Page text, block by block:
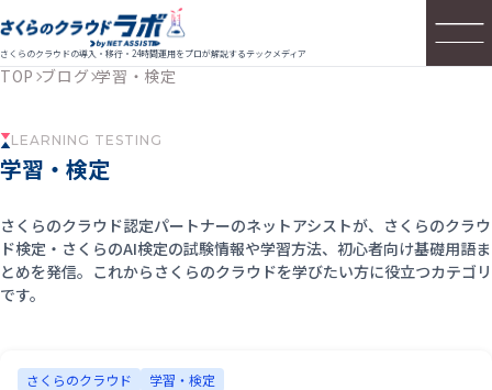
さくらのクラウドの導入・移行・24時間運用をプロが解説するテックメディア
TOP ブログ 学習・検定
LEARNING TESTING
学習・検定
さくらのクラウド認定パートナーのネットアシストが、さくらのクラウ
ド検定・さくらのAI検定の試験情報や学習方法、初心者向け基礎用語ま
とめを発信。これからさくらのクラウドを学びたい方に役立つカテゴリ
です。
さくらのクラウド
学習・検定